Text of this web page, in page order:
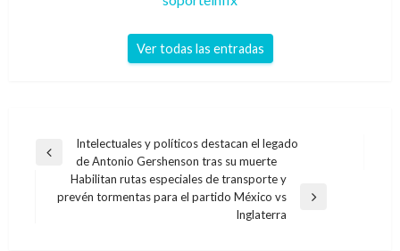
Ver todas las entradas
Navegación
entradas
Entrada
anterior
Intelectuales y políticos destacan el legado
de Antonio Gershenson tras su muerte
Entrada
Habilitan rutas especiales de transporte y
prevén tormentas para el partido México vs
Inglaterra